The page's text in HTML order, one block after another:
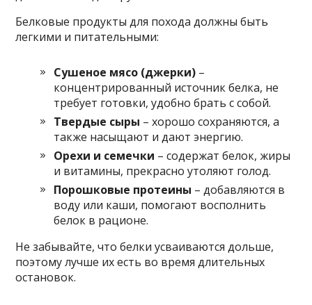
Белковые продукты для похода должны быть
легкими и питательными:
Сушеное мясо (джерки) –
концентрированный источник белка, не
требует готовки, удобно брать с собой.
Твердые сыры – хорошо сохраняются, а
также насыщают и дают энергию.
Орехи и семечки – содержат белок, жиры
и витамины, прекрасно утоляют голод.
Порошковые протеины – добавляются в
воду или каши, помогают восполнить
белок в рационе.
Не забывайте, что белки усваиваются дольше,
поэтому лучше их есть во время длительных
остановок.